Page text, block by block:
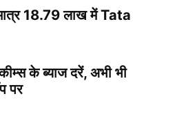
18.79 लाख में Tata
के ब्याज दरें, अभी भी
पर